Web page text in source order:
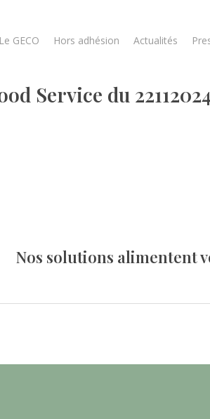
Le GECO Hors adhésion Actualités
Service du
Nos solutions alimentent